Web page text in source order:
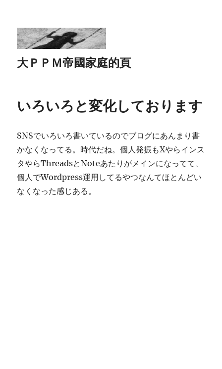
大ＰＰＭ帝國家庭的頁
いろいろと変化しております
SNSでいろいろ書いているのでブログにあんまり書
かなくなってる。時代だね。個人発振もXやらインス
タやらThreadsとNoteあたりがメインになってて、
個人でWordpress運用してるやつなんてほとんどい
なくなった感じある。